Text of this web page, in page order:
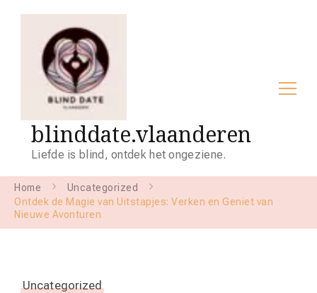
blinddate.vlaanderen
Liefde is blind, ontdek het ongeziene.
Home
Uncategorized
Ontdek de Magie van Uitstapjes: Verken en Geniet van
Nieuwe Avonturen
Uncategorized